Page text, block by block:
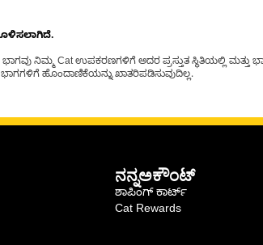
ನಿಮ್ಮ Cat ಉಪಕರಣಗಳಿಗೆ ಅದರ ಪ್ರಸ್ತುತ ಸ್ಥಿತಿಯಲ್ಲಿ ಮತ್ತು
ಹೊಂದಾಣಿಕೆಯನ್ನು ಖಾತರಿಪಡಿಸುವುದಿಲ್ಲ.
ನನ್ನಅಕೌಂಟ್
ಶಾಪಿಂಗ್ ಕಾರ್ಟ್
Cat Rewards